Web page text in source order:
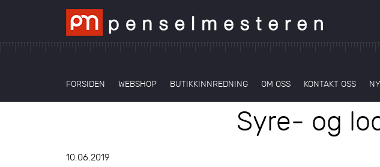
FORSIDEN WEBSHOP BUTIKKINNREDNING OM OSS KONTAKT OSS
Syre- og
10.06.2019